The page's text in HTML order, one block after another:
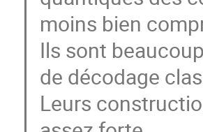
moins bien
Ils sont
de décodage
Leurs